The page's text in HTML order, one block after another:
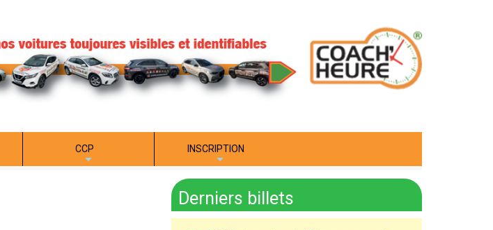
+
CCP
+
INSCRIPTION
Derniers billets